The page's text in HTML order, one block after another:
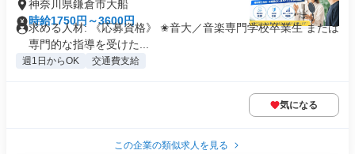
神奈川県鎌倉市大船
時給1750円～3600円
求める人材: 《応募資格》 ✬音大／音楽専門学校卒業生 または
専門的な指導を受けた...
週1日からOK 交通費支給
気になる
この企業の類似求人を見る